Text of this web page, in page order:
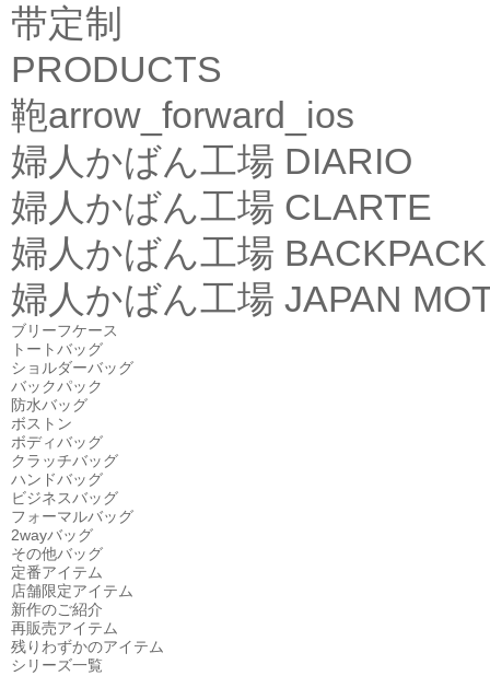
带定制
PRODUCTS
鞄arrow_forward_ios
婦人かばん工場 DIARIO
婦人かばん工場 CLARTE
婦人かばん工場 BACKPACK
婦人かばん工場 JAPAN
ブリーフケース
トートバッグ
ショルダーバッグ
バックパック
防水バッグ
ボストン
ボディバッグ
クラッチバッグ
ハンドバッグ
ビジネスバッグ
フォーマルバッグ
2wayバッグ
その他バッグ
定番アイテム
店舗限定アイテム
新作のご紹介
再販売アイテム
残りわずかのアイテム
シリーズ一覧